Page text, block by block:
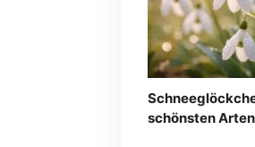
schönsten